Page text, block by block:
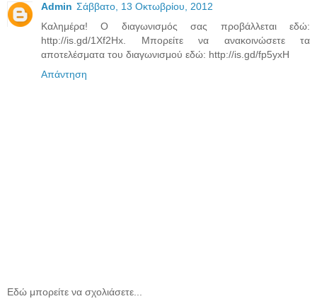
Admin Σάββατο, 13 Οκτωβρίου, 2012
Καλημέρα! Ο διαγωνισμός σας προβάλλεται εδώ:
http://is.gd/1Xf2Hx. Μπορείτε να ανακοινώσετε τα
αποτελέσματα του διαγωνισμού εδώ: http://is.gd/fp5yxH
Απάντηση
Εδώ μπορείτε να σχολιάσετε...